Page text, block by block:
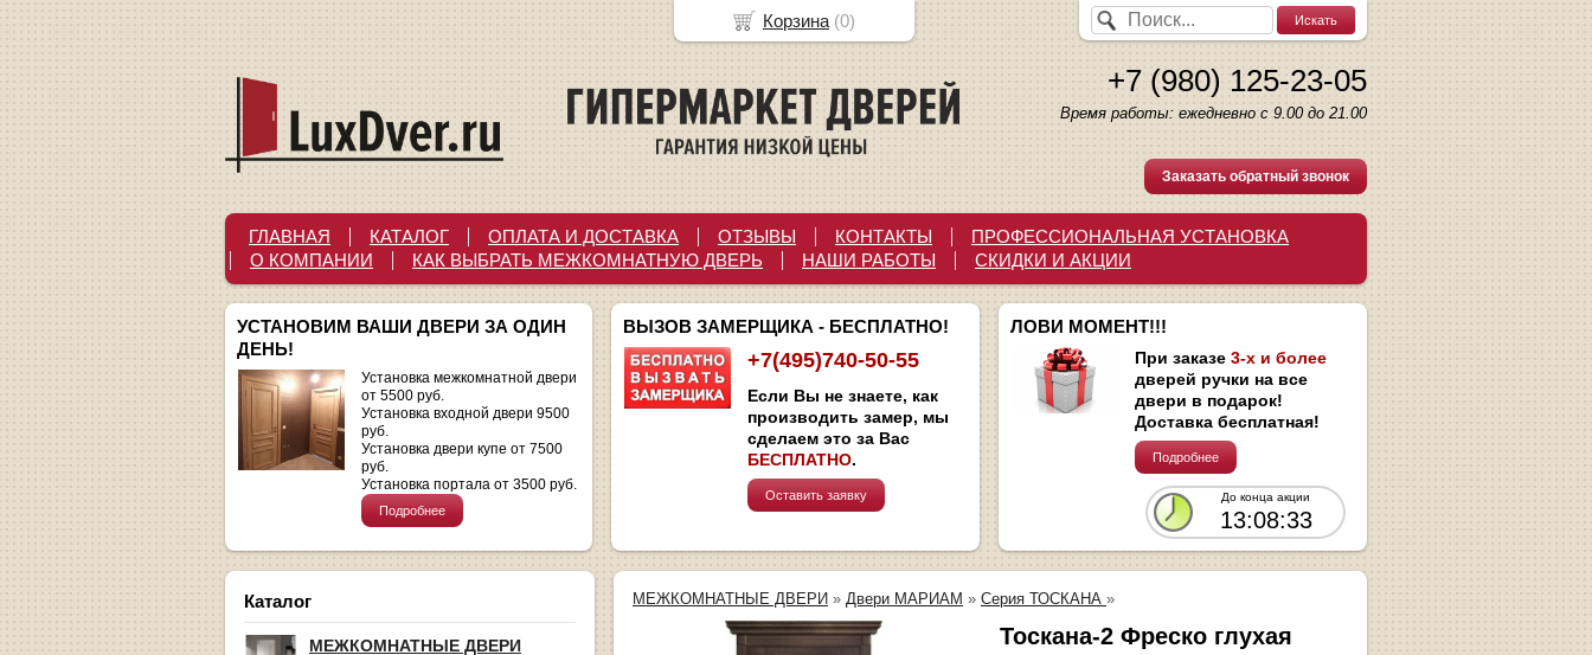
+7 (980) 125-23-05
Время работы: ежедневно с 9.00 до 21.00
Заказать обратный звонок
ГЛАВНАЯ КАТАЛОГ ОПЛАТА И ДОСТАВКА ОТЗЫВЫ КОНТАКТЫ
ПРОФЕССИОНАЛЬНАЯ УСТАНОВКА
О КОМПАНИИ
КАК ВЫБРАТЬ МЕЖКОМНАТНУЮ ДВЕРЬ НАШИ РАБОТЫ СКИДКИ И АКЦИИ
УСТАНОВИМ ВАШИ ДВЕРИ ЗА ОДИН
ДЕНЬ!
Установка межкомнатной двери
от 5500 руб.
Установка входной двери 9500
руб.
Установка двери купе от 7500
руб.
Установка портала от 3500 руб.
Подробнее
ВЫЗОВ ЗАМЕРЩИКА - БЕСПЛАТНО!
+7(495)740-50-55
Если Вы не знаете, как
производить замер, мы
сделаем это за Вас
БЕСПЛАТНО.
Оставить заявку
ЛОВИ МОМЕНТ!!!
При заказе 3-х и более
дверей ручки на все
двери в подарок!
Доставка бесплатная!
Подробнее
До конца акции
13:08:32
Каталог
МЕЖКОМНАТНЫЕ ДВЕРИ
МЕЖКОМНАТНЫЕ ДВЕРИ » Двери МАРИАМ » Серия ТОСКАНА »
Тоскана-2 Фреско глухая
Корзина (0)